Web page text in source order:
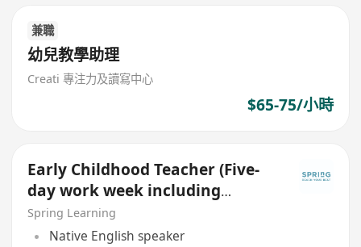
兼職
幼兒教學助理
Creati 專注力及讀寫中心
$65-75/小時
Early Childhood Teacher (Five-
day work week including
Saturday and Sunday)
Spring Learning
Native English speaker